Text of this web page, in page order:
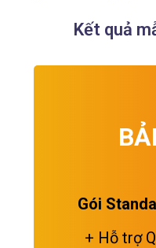
Kết quả
Gói
+ Hỗ trợ